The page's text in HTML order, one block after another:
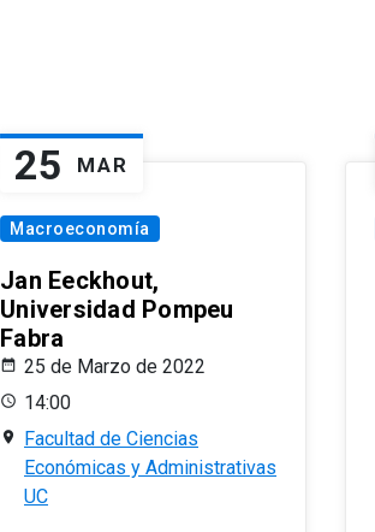
25 MAR
Macroeconomía
Jan Eeckhout,
Universidad Pompeu
Fabra
25 de Marzo de 2022
14:00
Facultad de Ciencias
Económicas y Administrativas
UC